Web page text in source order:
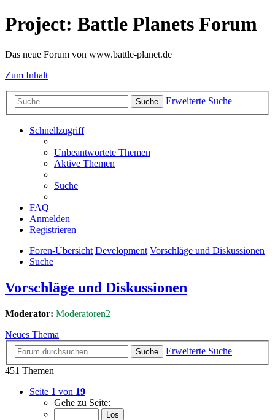
Project: Battle Planets Forum
Das neue Forum von www.battle-planet.de
Zum Inhalt
Suche Erweiterte Suche
Schnellzugriff
Unbeantwortete Themen
Aktive Themen
Suche
FAQ
Anmelden
Registrieren
Foren-Übersicht Development Vorschläge und Diskussionen
Suche
Vorschläge und Diskussionen
Moderator: Moderatoren2
Neues Thema
Suche
Erweiterte Suche
451 Themen
Seite 1 von 19
Gehe zu Seite: